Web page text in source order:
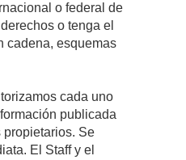
o federal de
o tenga el
cadena, esquemas
cada uno
publicada
propietarios. Se
El Staff y el